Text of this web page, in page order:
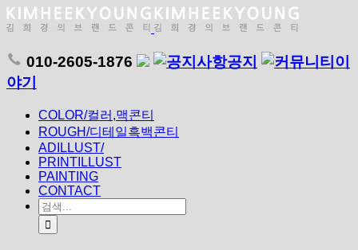
010-2605-1876 공지
이
야기
COLOR/컬러,맥콘티
ROUGH/디테일흑백콘티
ADILLUST/
PRINTILLUST
PAINTING
CONTACT